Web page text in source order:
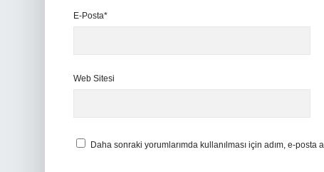
E-Posta*
Web Sitesi
Daha sonraki yorumlarımda kullanılması için adım, e-